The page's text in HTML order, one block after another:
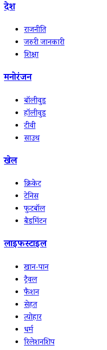
देश
राजनीति
जरुरी जानकारी
शिक्षा
मनोरंजन
बॉलीवुड
हॉलीवुड
टीवी
साउथ
खेल
क्रिकेट
टेनिस
फुटबॉल
बैडमिंटन
लाइफस्टाइल
खान-पान
ट्रैवल
फैशन
सेहत
त्योहार
धर्म
रिलेशनशिप